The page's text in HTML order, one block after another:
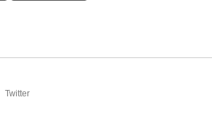
Twitter